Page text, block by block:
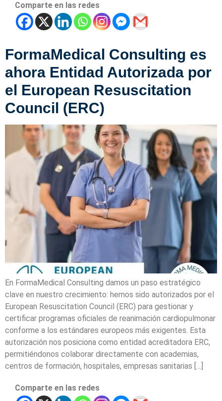
Comparte en las redes
FormaMedical Consulting es
ahora Entidad Autorizada por
el European Resuscitation
Council (ERC)
En FormaMedical Consulting damos un paso estratégico
clave en nuestro crecimiento: hemos sido autorizados por el
European Resuscitation Council (ERC) para gestionar y
certificar programas oficiales de reanimación cardiopulmonar
conforme a los estándares europeos más exigentes. Esta
autorización nos posiciona como entidad acreditadora ERC,
permitiéndonos colaborar directamente con academias,
centros de formación, hospitales, empresas sanitarias […]
Comparte en las redes